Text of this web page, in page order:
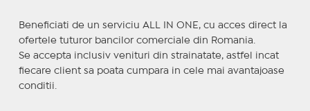
Beneficiati de un serviciu ALL IN ONE, cu acces direct la
ofertele tuturor bancilor comerciale din Romania.
Se accepta inclusiv venituri din strainatate, astfel incat
fiecare client sa poata cumpara in cele mai avantajoase
conditii.